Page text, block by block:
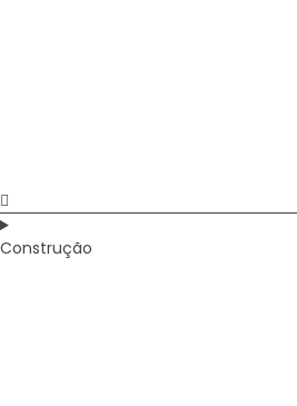
Construção